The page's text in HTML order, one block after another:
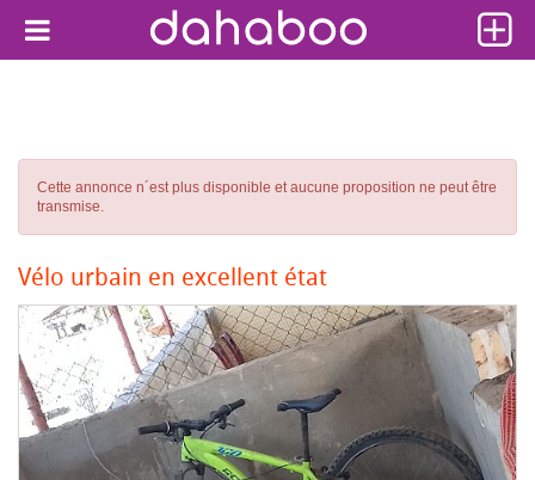
Cette annonce n´est plus disponible et aucune proposition ne peut être
transmise.
Vélo urbain en excellent état